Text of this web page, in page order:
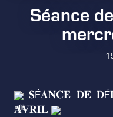
Séance
𝐒É𝐀𝐍𝐂𝐄 𝐃𝐄
𝐀𝐕𝐑𝐈𝐋